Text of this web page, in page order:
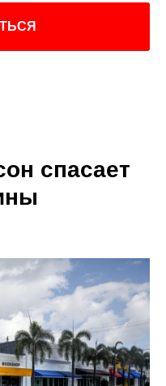
спасает